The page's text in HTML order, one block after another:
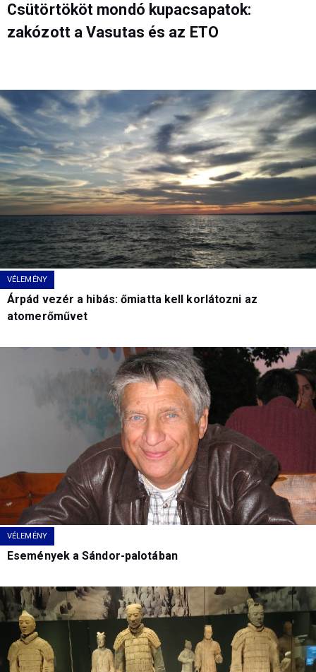
Csütörtököt mondó kupacsapatok:
zakózott a Vasutas és az ETO
VÉLEMÉNY
Árpád vezér a hibás: őmiatta kell korlátozni az
atomerőművet
VÉLEMÉNY
Események a Sándor-palotában